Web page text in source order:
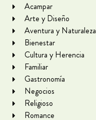
Acampar
Arte y Diseño
Aventura y Naturaleza
Bienestar
Cultura y Herencia
Familiar
Gastronomía
Negocios
Religioso
Romance